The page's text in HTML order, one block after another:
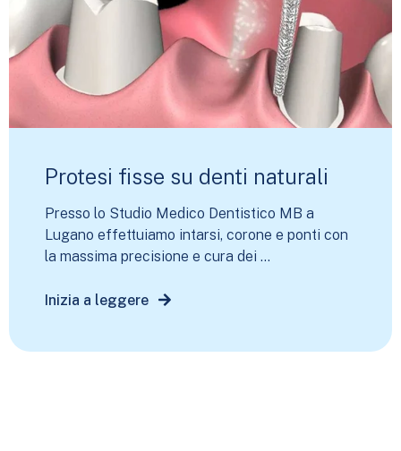
Protesi fisse su denti naturali
Presso lo Studio Medico Dentistico MB a
Lugano effettuiamo intarsi, corone e ponti con
la massima precisione e cura dei ...
Inizia a leggere